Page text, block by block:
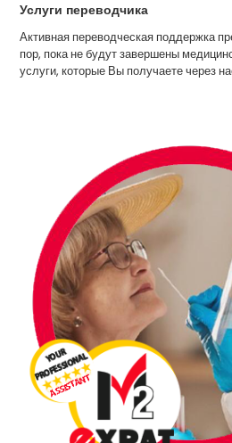
Услуги переводчика
Активная переводческая поддержка
пор, пока не будут завершены
услуги, которые Вы получаете через